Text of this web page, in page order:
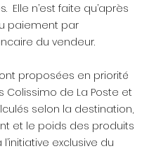
Elle n’est faite qu’après
paiement par
du vendeur.
proposées en priorité
Colissimo de La Poste et
selon la destination,
et le poids des produits
exclusive du